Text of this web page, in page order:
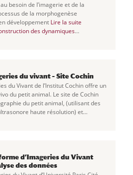
besoin de l’imagerie et de la
de la morphogenèse
développement Lire la suite
des dynamiques
du vivant – Site Cochin
du Vivant de l’Institut Cochin offre un
du petit animal. Le site de Cochin
du petit animal, (utilisant des
haute résolution) et
d’Imageries du Vivant
des données